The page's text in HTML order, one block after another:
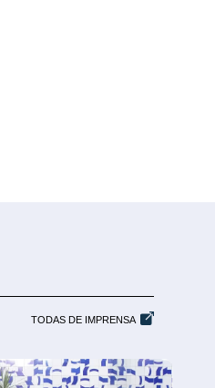
TODAS DE IMPRENSA